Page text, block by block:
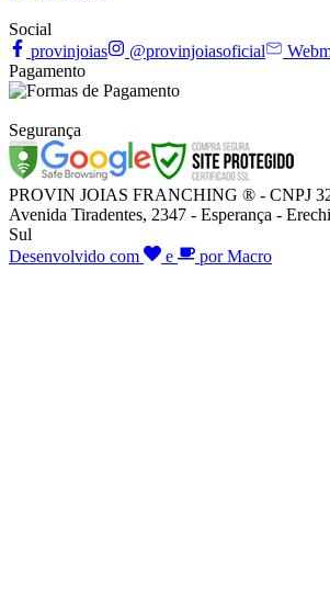
Social
provinjoias
@provinjoiasoficial
Pagamento
Segurança
PROVIN JOIAS FRANCHING ® - CNPJ
Avenida Tiradentes, 2347 - Esperança -
Sul
Desenvolvido com
e por Macro